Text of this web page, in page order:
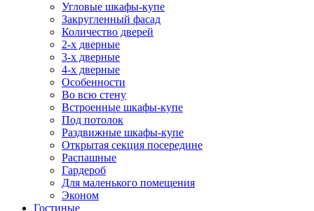
Угловые шкафы-купе
Закругленный фасад
Количество дверей
2-х дверные
3-х дверные
4-х дверные
Особенности
Во всю стену
Встроенные шкафы-купе
Под потолок
Раздвижные шкафы-купе
Открытая секция посередине
Распашные
Гардероб
Для маленького помещения
Эконом
Гостиные